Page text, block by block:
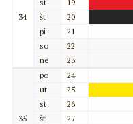
34
st
19
št
20
pi
21
so
22
ne
23
35
po
24
ut
25
st
26
št
27